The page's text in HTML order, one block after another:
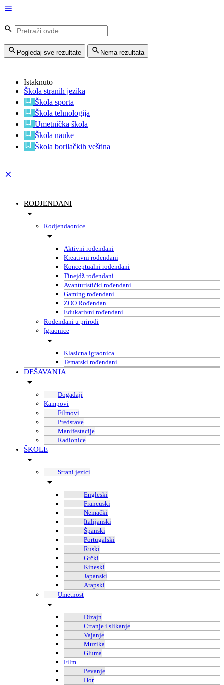
Pogledaj sve rezultate Nema rezultata
Istaknuto
Škola stranih jezika
Škola sporta
Škola tehnologija
Umetnička škola
Škola nauke
Škola borilačkih veština
RODJENDANI
Rodjendaonice
Aktivni rođendani
Kreativni rođendani
Konceptualni rođendani
Tinejdž rođendani
Avanturistički rođendani
Gaming rođendani
ZOO Rođendan
Edukativni rođendani
Rođendani u prirodi
Igraonice
Klasicna igraonica
Tematski rođendani
DEŠAVANJA
Događaji
Kampovi
Filmovi
Predstave
Manifestacije
Radionice
ŠKOLE
Strani jezici
Engleski
Francuski
Nemački
Italijanski
Španski
Portugalski
Ruski
Grčki
Kineski
Japanski
Arapski
Umetnost
Dizajn
Crtanje i slikanje
Vajanje
Muzika
Gluma
Film
Pevanje
Hor